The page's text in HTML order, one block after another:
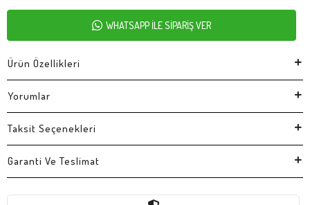
WHATSAPP İLE SİPARİŞ VER
Ürün Özellikleri
Yorumlar
Taksit Seçenekleri
Garanti Ve Teslimat